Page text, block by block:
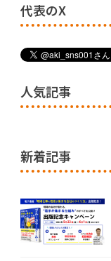
代表のX
人気記事
新着記事